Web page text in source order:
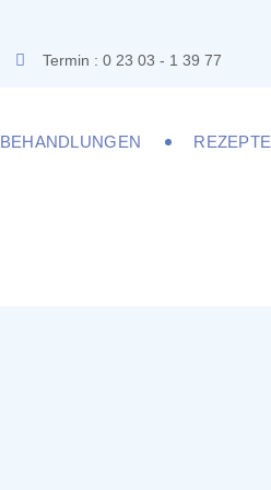
Termin : 0 23 03 - 1 39 77
BEHANDLUNGEN REZEPTE